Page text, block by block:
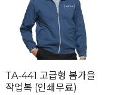
TA-441 고급형 봄가을
작업복 (인쇄무료)